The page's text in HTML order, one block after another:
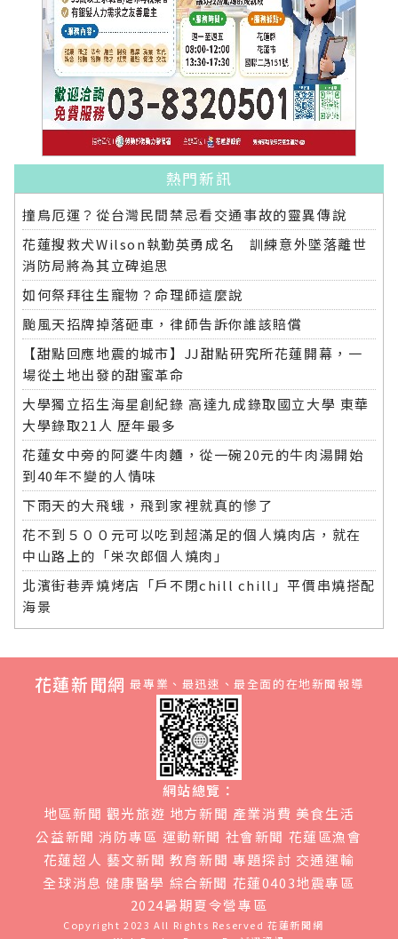
熱門新訊
撞鳥厄運？從台灣民間禁忌看交通事故的靈異傳說
花蓮搜救犬Wilson執勤英勇成名 訓練意外墜落離世
消防局將為其立碑追思
如何祭拜往生寵物？命理師這麼說
颱風天招牌掉落砸車，律師告訴你誰該賠償
【甜點回應地震的城市】JJ甜點研究所花蓮開幕，一
場從土地出發的甜蜜革命
大學獨立招生海星創紀錄 高達九成錄取國立大學 東華
大學錄取21人 歷年最多
花蓮女中旁的阿婆牛肉麵，從一碗20元的牛肉湯開始
到40年不變的人情味
下雨天的大飛蛾，飛到家裡就真的慘了
花不到５００元可以吃到超滿足的個人燒肉店，就在
中山路上的「栄次郎個人燒肉」
北濱街巷弄燒烤店「戶不閉chill chill」平價串燒搭配
海景
花蓮新聞網 最專業、最迅速、最全面的在地新聞報導
網站總覽：
地區新聞 觀光旅遊 地方新聞 產業消費 美食生活
公益新聞 消防專區 運動新聞 社會新聞 花蓮區漁會
花蓮超人 藝文新聞 教育新聞 專題探討 交通運輸
全球消息 健康醫學 綜合新聞 花蓮0403地震專區
2024暑期夏令營專區
Copyright 2023 All Rights Reserved花蓮新聞網